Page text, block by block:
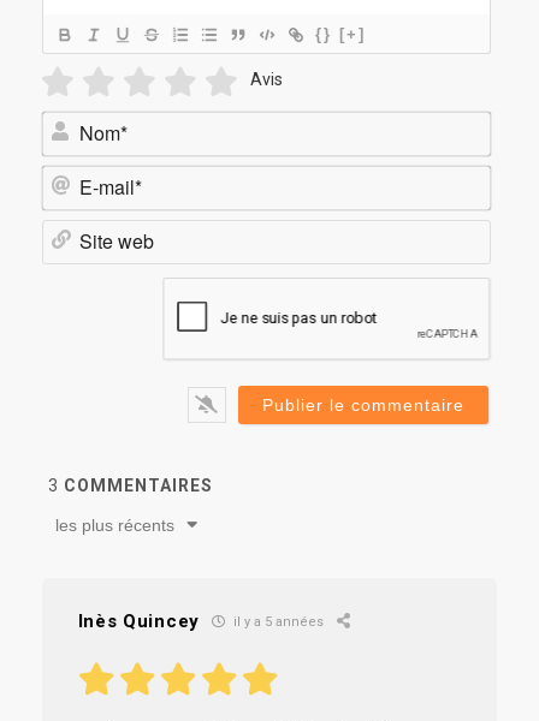
{} [+]
Avis
Nom*
E-
3 COMMENTAIRES
les plus récents
Inès Quincey il y a 5 années